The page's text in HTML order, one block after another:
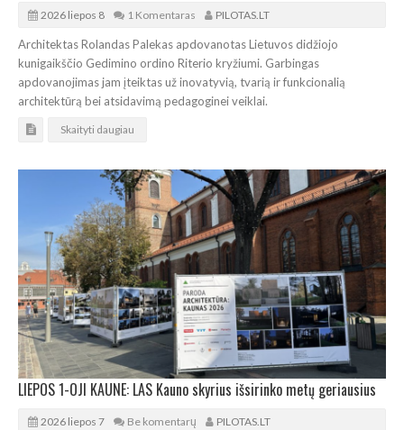
2026 liepos 8 1 Komentaras PILOTAS.LT
Architektas Rolandas Palekas apdovanotas Lietuvos didžiojo
kunigaikščio Gedimino ordino Riterio kryžiumi. Garbingas
apdovanojimas jam įteiktas už inovatyvią, tvarią ir funkcionalią
architektūrą bei atsidavimą pedagoginei veiklai.
Skaityti daugiau
LIEPOS 1-OJI KAUNE: LAS Kauno skyrius išsirinko metų geriausius
2026 liepos 7 Be komentarų PILOTAS.LT